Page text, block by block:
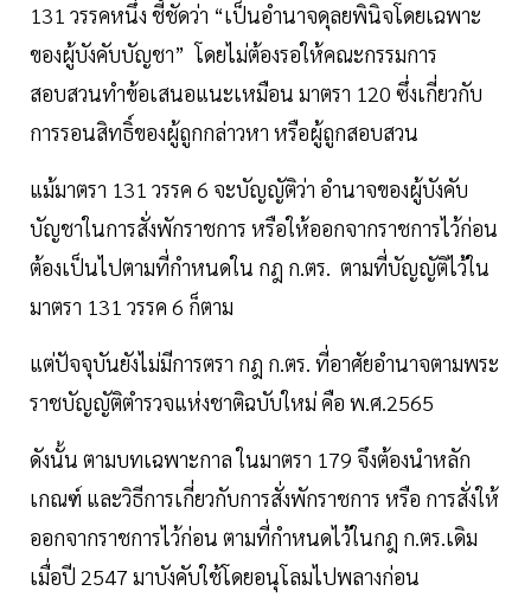
131 วรรคหนึ่ง ชี้ชัดว่า “เป็นอำนาจดุลยพินิจโดยเฉพาะ
ของผู้บังคับบัญชา” โดยไม่ต้องรอให้คณะกรรมการ
สอบสวนทำข้อเสนอแนะเหมือน มาตรา 120 ซึ่งเกี่ยวกับ
การรอนสิทธิ์ของผู้ถูกกล่าวหา หรือผู้ถูกสอบสวน
แม้มาตรา 131 วรรค 6 จะบัญญัติว่า อำนาจของผู้บังคับ
บัญชาในการสั่งพักราชการ หรือให้ออกจากราชการไว้ก่อน
ต้องเป็นไปตามที่กำหนดใน กฎ ก.ตร. ตามที่บัญญัติไว้ใน
มาตรา 131 วรรค 6 ก็ตาม
แต่ปัจจุบันยังไม่มีการตรา กฎ ก.ตร. ที่อาศัยอำนาจตามพระ
ราชบัญญัติตำรวจแห่งชาติฉบับใหม่ คือ พ.ศ.2565
ดังนั้น ตามบทเฉพาะกาล ในมาตรา 179 จึงต้องนำหลัก
เกณฑ์ และวิธีการเกี่ยวกับการสั่งพักราชการ หรือ การสั่งให้
ออกจากราชการไว้ก่อน ตามที่กำหนดไว้ในกฎ ก.ตร.เดิม
เมื่อปี 2547 มาบังคับใช้โดยอนุโลมไปพลางก่อน